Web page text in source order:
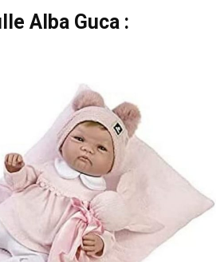
Alba Guca :